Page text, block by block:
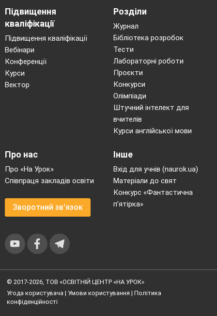
Підвищення
кваліфікації
Підвищення кваліфікації
Вебінари
Конференції
Курси
Вектор
Розділи
Журнал
Бібліотека розробок
Тести
Лабораторні роботи
Проєкти
Конкурси
Олімпіади
Штучний інтелект для
вчителів
Курси англійської мови
Про нас
Про «На Урок»
Співпраця закладів освіти
Зворотний зв'язок
Інше
Вхід для учнів (naurok.ua)
Матеріали до свят
Конкурс «Фантастична
п’ятірка»
© 2017-2026, ТОВ «ОСВІТНІЙ ЦЕНТР «НА УРОК»
Угода користувача | Умови користування | Політика
конфіденційності